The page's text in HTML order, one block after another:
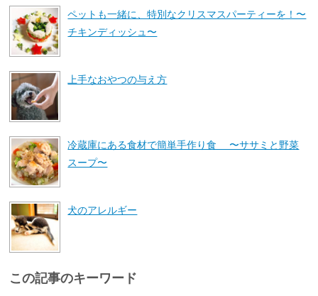
ペットも一緒に、特別なクリスマスパーティーを！〜
チキンディッシュ〜
上手なおやつの与え方
冷蔵庫にある食材で簡単手作り食 〜ササミと野菜
スープ〜
犬のアレルギー
この記事のキーワード